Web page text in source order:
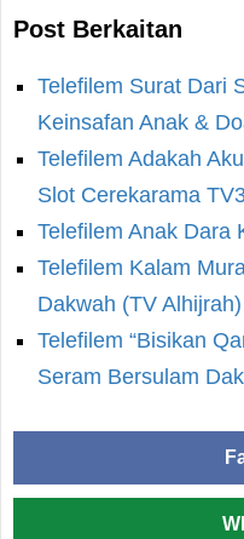
Post Berkaitan
Telefilem Surat Dari
Keinsafan Anak &
Telefilem Adakah
Slot Cerekarama
Telefilem Anak Dara
Telefilem Kalam
Dakwah (TV Alhijrah)
Telefilem “Bisikan
Seram Bersulam